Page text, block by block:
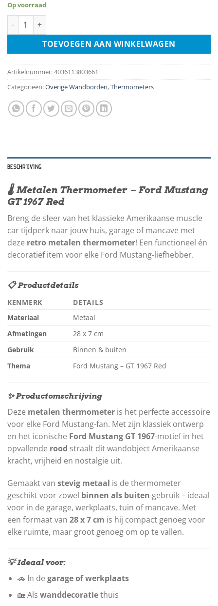
Op voorraad
Ford Mustang - GT 1967 Red aantal
TOEVOEGEN AAN WINKELWAGEN
Artikelnummer:4036113803661
Categorieën:Overige Wandborden,Thermometers
BESCHRIJVING
🌡️ Metalen Thermometer – Ford Mustang
GT 1967 Red
Breng de sfeer van het klassieke Amerikaanse muscle
car tijdperk naar jouw huis, garage of mancave met
deze retro metalen thermometer! Een functioneel én
decoratief item voor elke Ford Mustang-liefhebber.
📋 Productdetails
KENMERK
DETAILS
Materiaal
Metaal
Afmetingen
28 x 7 cm
Gebruik
Binnen & buiten
Thema
Ford Mustang – GT 1967 Red
✨ Productomschrijving
Deze metalen thermometer is het perfecte accessoire
voor elke Ford Mustang-fan. Met zijn klassiek ontwerp
en het iconische Ford Mustang GT 1967-motief in het
opvallende rood straalt dit wandobject Amerikaanse
kracht, vrijheid en nostalgie uit.
Gemaakt van stevig metaal is de thermometer
geschikt voor zowel binnen als buiten gebruik – ideaal
voor in de garage, werkplaats, tuin of mancave. Met
een formaat van 28 x 7 cm is hij compact genoeg voor
elke ruimte, maar groot genoeg om op te vallen.
💡 Ideaal voor:
🚗 In de garage of werkplaats
🏡 Als wanddecoratiethuis